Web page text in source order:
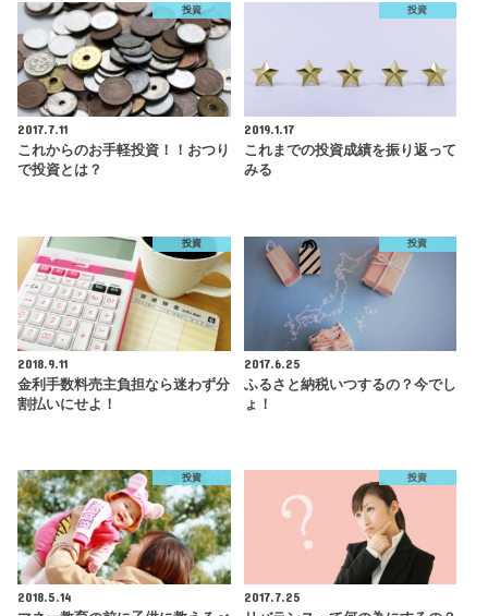
投資
2017.7.11
これからのお手軽投資！！おつり
で投資とは？
投資
2019.1.17
これまでの投資成績を振り返って
みる
投資
2018.9.11
金利手数料売主負担なら迷わず分
割払いにせよ！
投資
2017.6.25
ふるさと納税いつするの？今でし
ょ！
投資
2018.5.14
投資
2017.7.25